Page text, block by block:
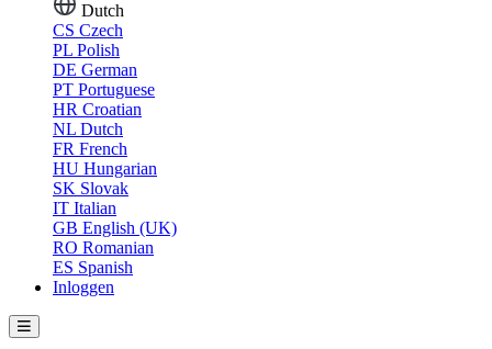
Dutch
CS Czech
PL Polish
DE German
PT Portuguese
HR Croatian
NL Dutch
FR French
HU Hungarian
SK Slovak
IT Italian
GB English (UK)
RO Romanian
ES Spanish
Inloggen